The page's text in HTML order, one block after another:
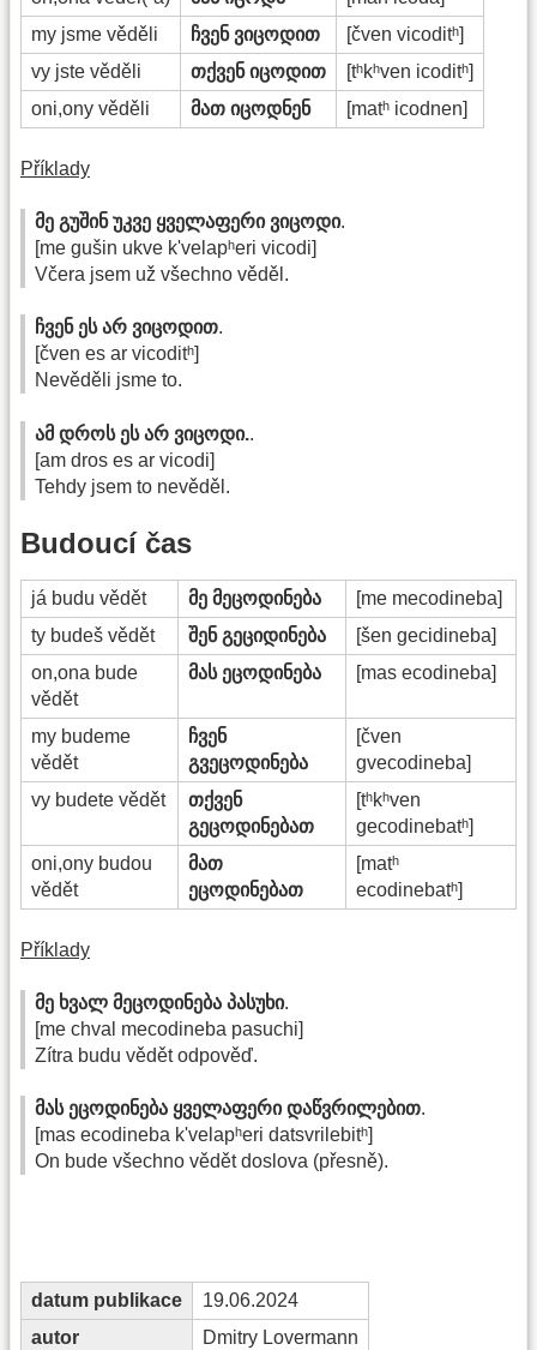
my jsme věděli
ჩვენ ვიცოდით
[čven vicoditʰ]
vy jste věděli
თქვენ იცოდით
[tʰkʰven icoditʰ]
oni,ony věděli
მათ იცოდნენ [matʰ icodnen]
Příklady
მე გუშინ უკვე ყველაფერი ვიცოდი.
[me gušin ukve k'velapʰeri vicodi]
Včera jsem už všechno věděl.
ჩვენ ეს არ ვიცოდით.
[čven es ar vicoditʰ]
Nevěděli jsme to.
ამ დროს ეს არ ვიცოდი..
[am dros es ar vicodi]
Tehdy jsem to nevěděl.
Budoucí čas
já budu vědět მე მეცოდინება
[me mecodineba]
ty budeš vědět
შენ გეციდინება
[šen gecidineba]
on,ona bude
vědět
მას ეცოდინება [mas ecodineba]
my budeme
vědět
ჩვენ
გვეცოდინება
[čven
gvecodineba]
vy budete vědět
თქვენ
გეცოდინებათ
[tʰkʰven
gecodinebatʰ]
oni,ony budou
vědět
მათ
ეცოდინებათ
[matʰ
ecodinebatʰ]
Příklady
მე ხვალ მეცოდინება პასუხი.
[me chval mecodineba pasuchi]
Zítra budu vědět odpověď.
მას ეცოდინება ყველაფერი დაწვრილებით.
[mas ecodineba k'velapʰeri datsvrilebitʰ]
On bude všechno vědět doslova (přesně).
datum publikace
19.06.2024
autor
Dmitry Lovermann